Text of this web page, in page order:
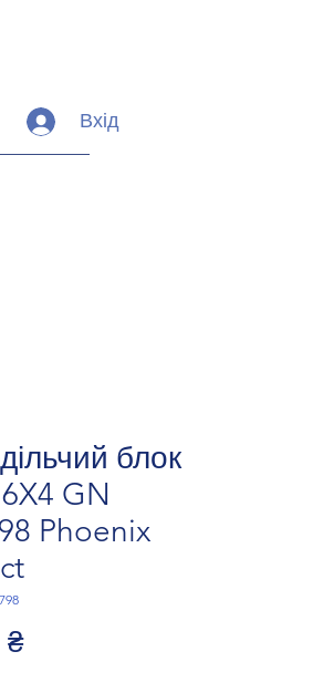
Вхід
блок
GN
Phoenix
₴Ціна